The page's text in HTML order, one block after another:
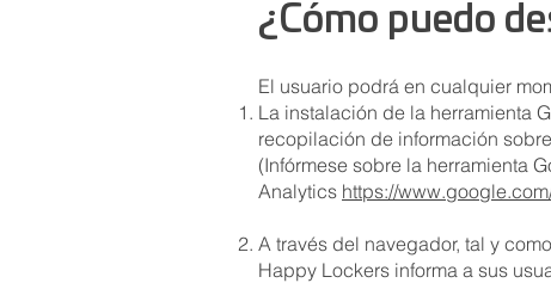
¿Cómo puedo
El usuario podrá en cualquier
La instalación de la herramienta
recopilación de información
(Infórmese sobre la herramienta
Analytics https://
A través del navegador, tal y
Happy Lockers informa a sus